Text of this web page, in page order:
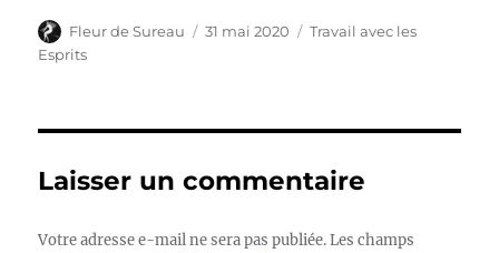
Auteur
Fleur de Sureau
Publié
31 mai 2020 Catégories
Travail avec les
Esprits
Laisser un commentaire
Votre adresse e-mail ne sera pas publiée. Les champs